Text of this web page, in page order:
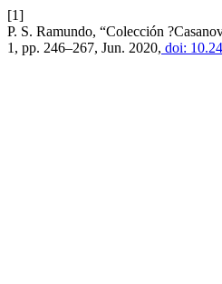
[1]
P. S. Ramundo, “Colección
1, pp. 246–267, Jun. 2020, doi: